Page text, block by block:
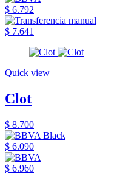
$ 6.792
$ 7.641
Quick view
Clot
$ 8.700
$ 6.090
$ 6.960